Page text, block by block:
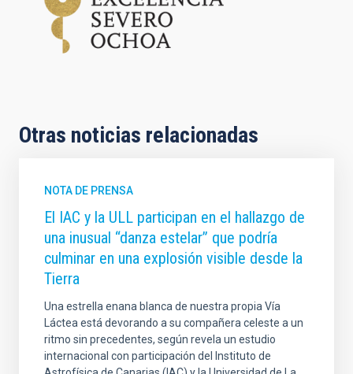
Otras noticias relacionadas
NOTA DE PRENSA
El IAC y la ULL participan en el hallazgo de
una inusual “danza estelar” que podría
culminar en una explosión visible desde la
Tierra
Una estrella enana blanca de nuestra propia Vía
Láctea está devorando a su compañera celeste a un
ritmo sin precedentes, según revela un estudio
internacional con participación del Instituto de